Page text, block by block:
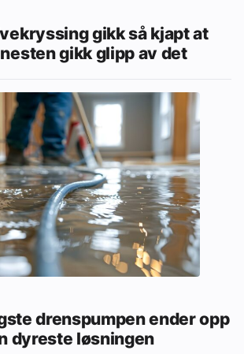
gikk så kjapt at
gikk glipp av det
drenspumpen ender opp
dyreste løsningen